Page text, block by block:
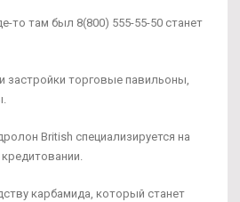
то там был 8(800) 555-55-50 станет
застройки торговые павильоны,
British специализируется на
карбамида, который станет